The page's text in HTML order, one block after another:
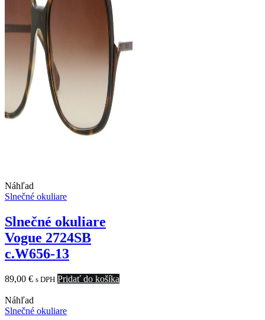
Náhľad
Slnečné okuliare
Slnečné okuliare
Vogue 2724SB
c.W656-13
89,00 € s DPH Pridať do košíka
Náhľad
Slnečné okuliare